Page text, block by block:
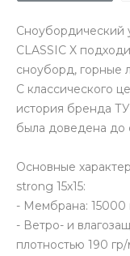
CLASSIC X
сноуборд, горные
С классического
история бренда
была доведена до
Основные
strong 15х15:
- Мембрана: 15000
- Ветро- и
плотностью 190